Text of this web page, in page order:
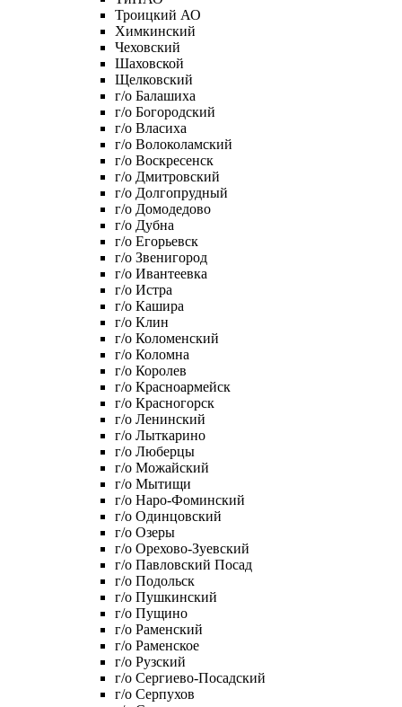
Троицкий АО
Химкинский
Чеховский
Шаховской
Щелковский
г/о Балашиха
г/о Богородский
г/о Власиха
г/о Волоколамский
г/о Воскресенск
г/о Дмитровский
г/о Долгопрудный
г/о Домодедово
г/о Дубна
г/о Егорьевск
г/о Звенигород
г/о Ивантеевка
г/о Истра
г/о Кашира
г/о Клин
г/о Коломенский
г/о Коломна
г/о Королев
г/о Красноармейск
г/о Красногорск
г/о Ленинский
г/о Лыткарино
г/о Люберцы
г/о Можайский
г/о Мытищи
г/о Наро-Фоминский
г/о Одинцовский
г/о Озеры
г/о Орехово-Зуевский
г/о Павловский Посад
г/о Подольск
г/о Пушкинский
г/о Пущино
г/о Раменский
г/о Раменское
г/о Рузский
г/о Сергиево-Посадский
г/о Серпухов